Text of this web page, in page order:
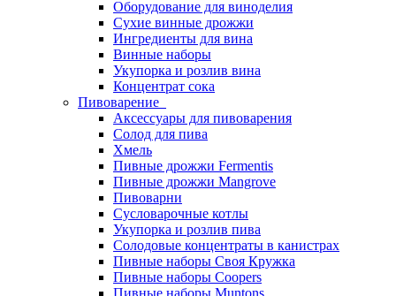
Оборудование для виноделия
Сухие винные дрожжи
Ингредиенты для вина
Винные наборы
Укупорка и розлив вина
Концентрат сока
Пивоварение
Аксессуары для пивоварения
Солод для пива
Хмель
Пивные дрожжи Fermentis
Пивные дрожжи Mangrove
Пивоварни
Сусловарочные котлы
Укупорка и розлив пива
Солодовые концентраты в канистрах
Пивные наборы Своя Кружка
Пивные наборы Coopers
Пивные наборы Muntons